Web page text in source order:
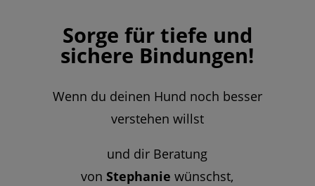
Sorge für tiefe und
sichere Bindungen!
Wenn du deinen Hund noch besser
verstehen willst
und dir Beratung
von Stephaniewünschst,